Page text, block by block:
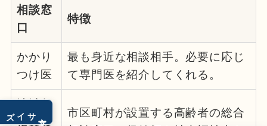
サイズ
相談窓
口
特徴
かかり
つけ医
最も身近な相談相手。必要に応じ
て専門医を紹介してくれる。
地域包
括支援
市区町村が設置する高齢者の総合